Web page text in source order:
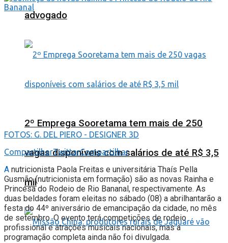
advogado
2º Emprega Sooretama tem mais de 250
vagas disponíveis com salários de até R$ 3,5
mil
FOTOS: G. DEL PIERO - DESIGNER 3D
CompartilharTwittarCompartilhar
A nutricionista Paola Freitas e universitária Thaís Pella
Gusmão (nutricionista em formação) são as novas Rainha e
Princesa do Rodeio de Rio Bananal, respectivamente. As
duas beldades foram eleitas no sábado (08) a abrilhantarão a
festa do 44º aniversário de emancipação da cidade, no mês
de setembro. O evento terá competições de rodeio
profissional e atrações musicais nacionais, mas a
programação completa ainda não foi divulgada.